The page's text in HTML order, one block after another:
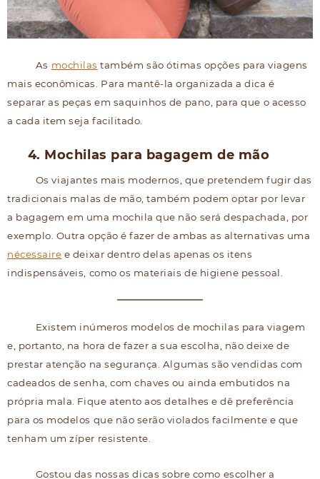
As mochilas também são ótimas opções para viagens
mais econômicas. Para mantê-la organizada a dica é
separar as peças em saquinhos de pano, para que o acesso
a cada item seja facilitado.
4. Mochilas para bagagem de mão
Os viajantes mais modernos, que pretendem fugir das
tradicionais malas de mão, também podem optar por levar
a bagagem em uma mochila que não será despachada, por
exemplo. Outra opção é fazer de ambas as alternativas uma
nécessaire e deixar dentro delas apenas os itens
indispensáveis, como os materiais de higiene pessoal.
Existem inúmeros modelos de mochilas para viagem
e, portanto, na hora de fazer a sua escolha, não deixe de
prestar atenção na segurança. Algumas são vendidas com
cadeados de senha, com chaves ou ainda embutidos na
própria mala. Fique atento aos detalhes e dê preferência
para os modelos que não serão violados facilmente e que
tenham um zíper resistente.
Gostou das nossas dicas sobre como escolher a